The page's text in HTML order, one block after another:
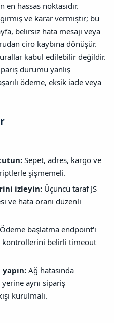
en hassas noktasıdır.
ve karar vermiştir; bu
belirsiz hata mesajı veya
ciro kaybına dönüşür.
kabul edilebilir değildir.
durumu yanlış
ödeme, eksik iade veya
Sepet, adres, kargo ve
şişmemeli.
izleyin: Üçüncü taraf JS
ve hata oranı düzenli
Ödeme başlatma endpoint'i
kontrollerini belirli timeout
Ağ hatasında
yerine aynı sipariş
kurulmalı.